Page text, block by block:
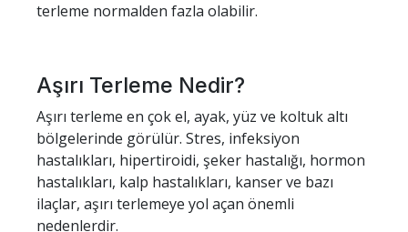
terleme normalden fazla olabilir.
Aşırı Terleme Nedir?
Aşırı terleme en çok el, ayak, yüz ve koltuk altı
bölgelerinde görülür. Stres, infeksiyon
hastalıkları, hipertiroidi, şeker hastalığı, hormon
hastalıkları, kalp hastalıkları, kanser ve bazı
ilaçlar, aşırı terlemeye yol açan önemli
nedenlerdir.